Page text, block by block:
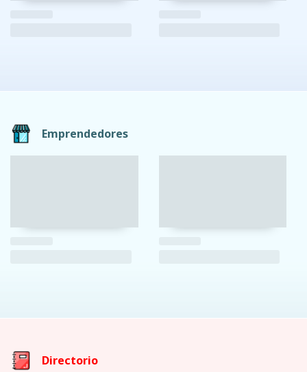
Emprendedores
Directorio